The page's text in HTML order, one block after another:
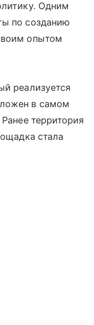
Одним
по созданию
опытом
реализуется
в самом
территория
стала